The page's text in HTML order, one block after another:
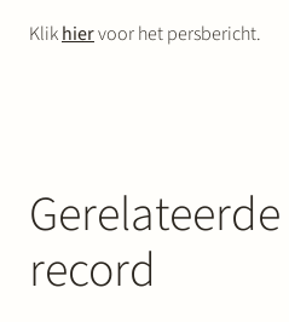
Klikhiervoor het persbericht.
record